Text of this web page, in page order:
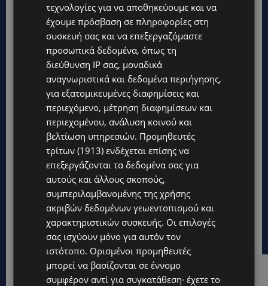
Hot this week
τεχνολογίες για να αποθηκεύουμε και να
έχουμε πρόσβαση σε πληροφορίες στη
συσκευή σας και να επεξεργαζόμαστε
προσωπικά δεδομένα, όπως τη
διεύθυνση IP σας, μοναδικά
αναγνωριστικά και δεδομένα περιήγησης,
για εξατομικευμένες διαφημίσεις και
περιεχόμενο, μέτρηση διαφημίσεων και
περιεχομένου, ανάλυση κοινού και
βελτίωση υπηρεσιών. Προμηθευτές
τρίτων (1913) ενδέχεται επίσης να
επεξεργάζονται τα δεδομένα σας για
αυτούς και άλλους σκοπούς,
συμπεριλαμβανομένης της χρήσης
ακριβών δεδομένων γεωεντοπισμού και
χαρακτηριστικών συσκευής. Οι επιλογές
σας ισχύουν μόνο για αυτόν τον
ιστότοπο. Ορισμένοι προμηθευτές
μπορεί να βασίζονται σε έννομο
συμφέρον αντί για συγκατάθεση· έχετε το